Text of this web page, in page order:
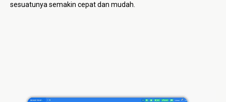
sesuatunya semakin cepat dan mudah.